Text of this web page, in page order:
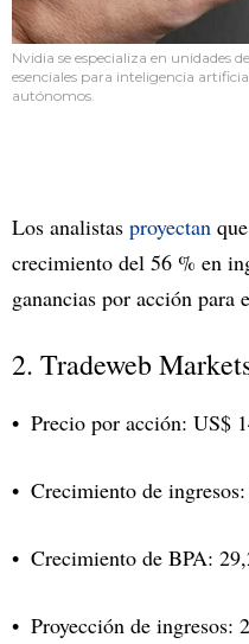
Nvidia se especializa en unidades
esenciales para inteligencia
autónomos.
Los analistas proyectan
crecimiento del 56 % en
ganancias por acción para
2. Tradeweb
Precio por acción: US$
Crecimiento de
Crecimiento de BPA:
Proyección de ingresos: